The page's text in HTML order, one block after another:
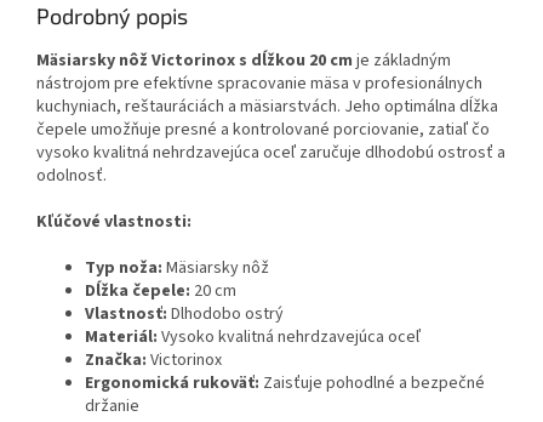
Podrobný popis
Mäsiarsky nôž Victorinox s dĺžkou 20 cm je základným
nástrojom pre efektívne spracovanie mäsa v profesionálnych
kuchyniach, reštauráciách a mäsiarstvách. Jeho optimálna dĺžka
čepele umožňuje presné a kontrolované porciovanie, zatiaľ čo
vysoko kvalitná nehrdzavejúca oceľ zaručuje dlhodobú ostrosť a
odolnosť.
Kľúčové vlastnosti:
Typ noža: Mäsiarsky nôž
Dĺžka čepele: 20 cm
Vlastnosť: Dlhodobo ostrý
Materiál: Vysoko kvalitná nehrdzavejúca oceľ
Značka: Victorinox
Ergonomická rukoväť: Zaisťuje pohodlné a bezpečné
držanie